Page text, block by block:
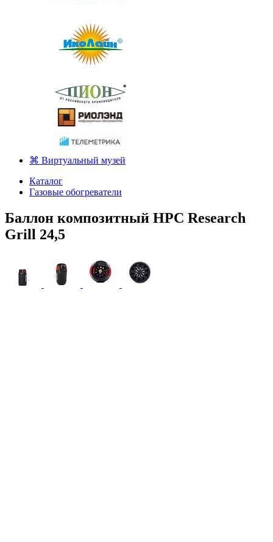
⌘ Виртуальный музей
Каталог
Газовые обогреватели
Баллон композитный HPC Research
Grill 24,5